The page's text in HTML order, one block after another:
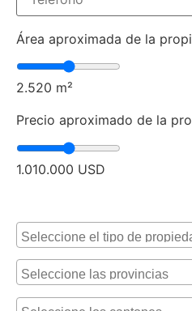
Área aproximada de la
2.520 m²
Precio aproximado de la
1.010.000 USD